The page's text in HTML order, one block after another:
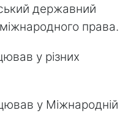
державний
права.
у різних
у Міжнародній